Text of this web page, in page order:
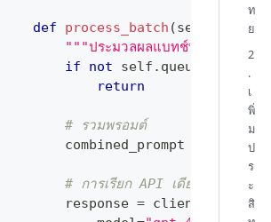
def process_batch (self
"""ประมวลผลแบทช์ทั้งหมดในกา
if
not self . queue
return
# รวมพรอมต์
        combined_prompt
.
# การเรียก API เดียวสำหรับแบ
        response
= client
ท
ย
2
.
เ
พิ่
ม
ป
ร
ะ
สิ